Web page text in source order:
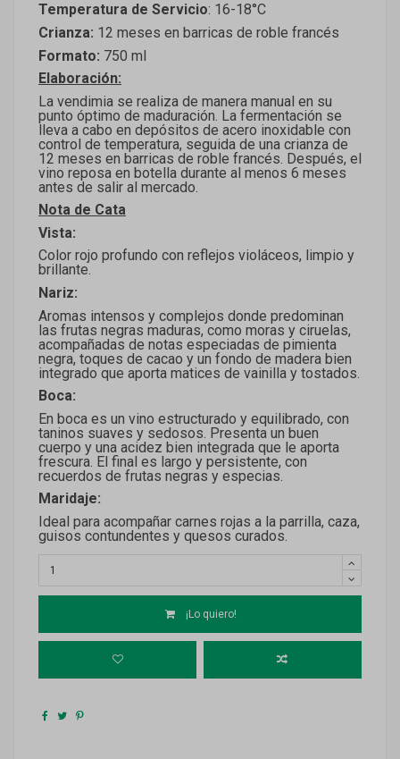
Temperatura de Servicio: 16-18°C
Crianza: 12 meses en barricas de roble francés
Formato: 750 ml
Elaboración:
La vendimia se realiza de manera manual en su
punto óptimo de maduración. La fermentación se
lleva a cabo en depósitos de acero inoxidable con
control de temperatura, seguida de una crianza de
12 meses en barricas de roble francés. Después, el
vino reposa en botella durante al menos 6 meses
antes de salir al mercado.
Nota de Cata
Vista:
Color rojo profundo con reflejos violáceos, limpio y
brillante.
Nariz:
Aromas intensos y complejos donde predominan
las frutas negras maduras, como moras y ciruelas,
acompañadas de notas especiadas de pimienta
negra, toques de cacao y un fondo de madera bien
integrado que aporta matices de vainilla y tostados.
Boca:
En boca es un vino estructurado y equilibrado, con
taninos suaves y sedosos. Presenta un buen
cuerpo y una acidez bien integrada que le aporta
frescura. El final es largo y persistente, con
recuerdos de frutas negras y especias.
Maridaje:
Ideal para acompañar carnes rojas a la parrilla, caza,
guisos contundentes y quesos curados.
¡Lo quiero!